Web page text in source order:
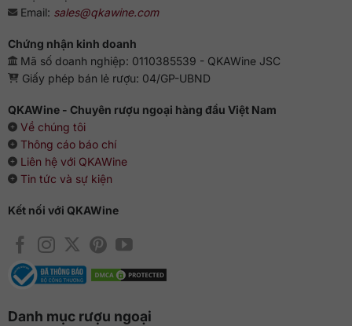
Email: sales@qkawine.com
Chứng nhận kinh doanh
Mã số doanh nghiệp: 0110385539 - QKAWine JSC
Giấy phép bán lẻ rượu: 04/GP-UBND
QKAWine - Chuyên rượu ngoại hàng đầu Việt Nam
Về chúng tôi
Thông cáo báo chí
Liên hệ với QKAWine
Tin tức và sự kiện
Kết nối với QKAWine
Danh mục rượu ngoại